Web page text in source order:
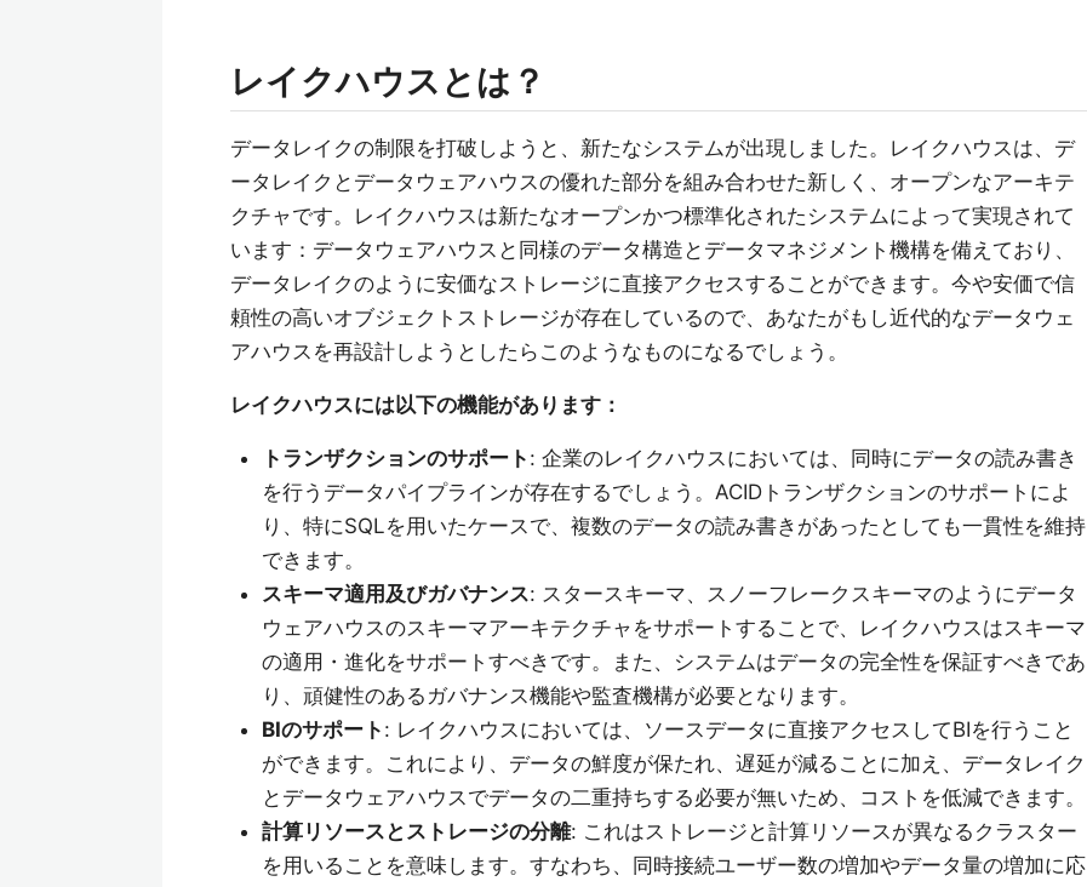
レイクハウスとは？
データレイクの制限を打破しようと、新たなシステムが出現しました。レイクハウスは、デ
ータレイクとデータウェアハウスの優れた部分を組み合わせた新しく、オープンなアーキテ
クチャです。レイクハウスは新たなオープンかつ標準化されたシステムによって実現されて
います：データウェアハウスと同様のデータ構造とデータマネジメント機構を備えており、
データレイクのように安価なストレージに直接アクセスすることができます。今や安価で信
頼性の高いオブジェクトストレージが存在しているので、あなたがもし近代的なデータウェ
アハウスを再設計しようとしたらこのようなものになるでしょう。
レイクハウスには以下の機能があります：
トランザクションのサポート : 企業のレイクハウスにおいては、同時にデータの読み書き
を行うデータパイプラインが存在するでしょう。ACIDトランザクションのサポートによ
り、特にSQLを用いたケースで、複数のデータの読み書きがあったとしても一貫性を維持
できます。
スキーマ適用及びガバナンス: スタースキーマ、スノーフレークスキーマのようにデータ
ウェアハウスのスキーマアーキテクチャをサポートすることで、レイクハウスはスキーマ
の適用・進化をサポートすべきです。また、システムはデータの完全性を保証すべきであ
り、頑健性のあるガバナンス機能や監査機構が必要となります。
BIのサポート : レイクハウスにおいては、ソースデータに直接アクセスしてBIを行うこと
ができます。これにより、データの鮮度が保たれ、遅延が減ることに加え、データレイク
とデータウェアハウスでデータの二重持ちする必要が無いため、コストを低減できます。
計算リソースとストレージの分離: これはストレージと計算リソースが異なるクラスター
を用いることを意味します。すなわち、同時接続ユーザー数の増加やデータ量の増加に応